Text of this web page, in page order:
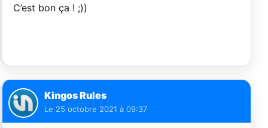
C’est bon ça ! ;))
Kingos Rules
Le 25 octobre 2021 à 09:37